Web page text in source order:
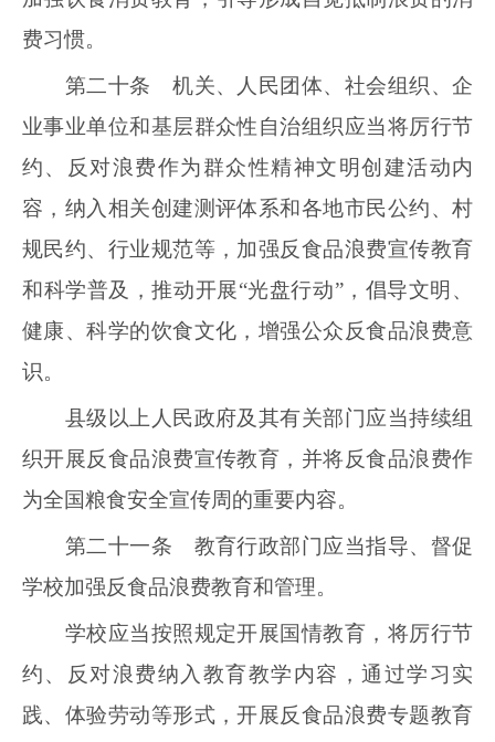
费习惯。
第二十条 机关、人民团体、社会组织、企
业事业单位和基层群众性自治组织应当将厉行节
约、反对浪费作为群众性精神文明创建活动内
容，纳入相关创建测评体系和各地市民公约、村
规民约、行业规范等，加强反食品浪费宣传教育
和科学普及，推动开展“光盘行动”，倡导文明、
健康、科学的饮食文化，增强公众反食品浪费意
识。
县级以上人民政府及其有关部门应当持续组
织开展反食品浪费宣传教育，并将反食品浪费作
为全国粮食安全宣传周的重要内容。
第二十一条 教育行政部门应当指导、督促
学校加强反食品浪费教育和管理。
学校应当按照规定开展国情教育，将厉行节
约、反对浪费纳入教育教学内容，通过学习实
践、体验劳动等形式，开展反食品浪费专题教育